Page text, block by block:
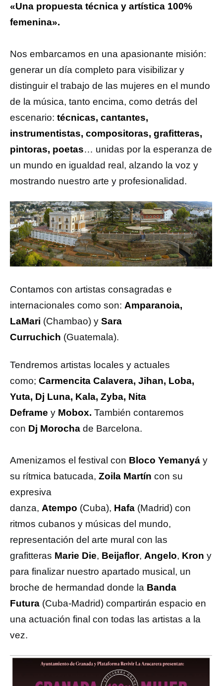
«Una propuesta técnica y artística 100%
femenina».
Nos embarcamos en una apasionante misión:
generar un día completo para visibilizar y
distinguir el trabajo de las mujeres en el mundo
de la música, tanto encima, como detrás del
escenario: técnicas, cantantes,
instrumentistas, compositoras, grafitteras,
pintoras, poetas… unidas por la esperanza de
un mundo en igualdad real, alzando la voz y
mostrando nuestro arte y profesionalidad.
Contamos con artistas consagradas e
internacionales como son: Amparanoia,
LaMari (Chambao) y Sara
Curruchich (Guatemala).
Tendremos artistas locales y actuales
como; Carmencita Calavera, Jihan, Loba,
Yuta, Dj Luna, Kala, Zyba, Nita
Deframe y Mobox. También contaremos
con Dj Morocha de Barcelona.
Amenizamos el festival con Bloco Yemanyá y
su rítmica batucada, Zoila Martín con su
expresiva
danza, Atempo (Cuba), Hafa (Madrid) con
ritmos cubanos y músicas del mundo,
representación del arte mural con las
grafitteras Marie Die, Beijaflor, Angelo, Kron y
para finalizar nuestro apartado musical, un
broche de hermandad donde la Banda
Futura (Cuba-Madrid) compartirán espacio en
una actuación final con todas las artistas a la
vez.